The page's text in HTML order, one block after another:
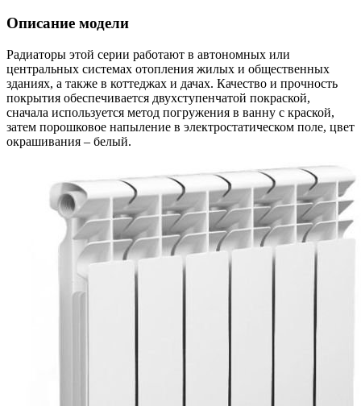
Описание модели
Радиаторы этой серии работают в автономных или
центральных системах отопления жилых и общественных
зданиях, а также в коттеджах и дачах. Качество и прочность
покрытия обеспечивается двухступенчатой покраской,
сначала используется метод погружения в ванну с краской,
затем порошковое напыление в электростатическом поле, цвет
окрашивания – белый.